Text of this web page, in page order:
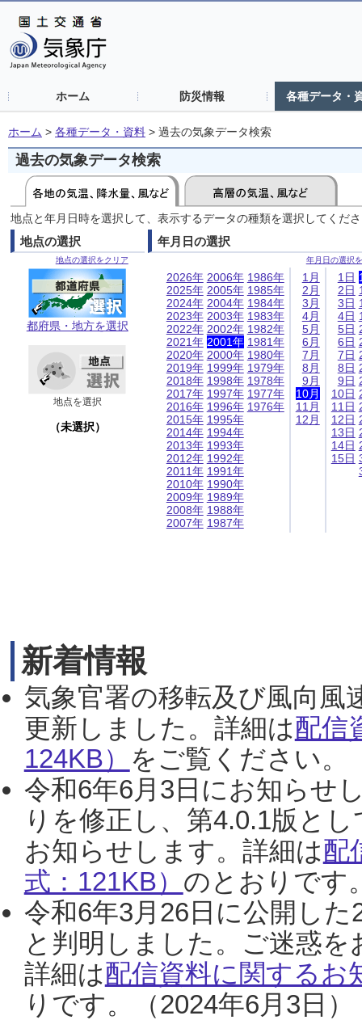
ホーム 防災情報 各種データ・
ホーム > 各種データ・資料 > 過去の気象データ検索
過去の気象データ検索
地点と年月日時を選択して、表示するデータの種類を選択してくだ
地点の選択
地点の選択をクリア
都府県・地方を選択
地点を選択
（未選択）
年月日の選択
年月日の選択
2026年
2025年
2024年
2023年
2022年
2021年
2020年
2019年
2018年
2017年
2016年
2015年
2014年
2013年
2012年
2011年
2010年
2009年
2008年
2007年
2006年
2005年
2004年
2003年
2002年
2001年
2000年
1999年
1998年
1997年
1996年
1995年
1994年
1993年
1992年
1991年
1990年
1989年
1988年
1987年
1986年
1985年
1984年
1983年
1982年
1981年
1980年
1979年
1978年
1977年
1976年
1月
2月
3月
4月
5月
6月
7月
8月
9月
10月
11月
12月
1日
2日
3日
4日
5日
6日
7日
8日
9日
10日
11日
12日
13日
14日
15日
新着情報
気象官署の移転及び風向風
更新しました。詳細は配信
124KB） をご覧ください。
令和6年6月3日にお知らせ
りを修正し、第4.0.1版と
お知らせします。詳細は配
式：121KB） のとおりです
令和6年3月26日に公開し
と判明しました。ご迷惑
詳細は配信資料に関するお
りです。（2024年6月3日）